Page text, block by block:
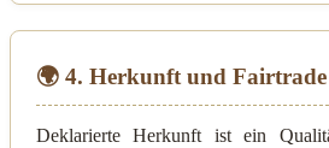
🌍 4. Herkunft und Fairtrade
Deklarierte Herkunft ist ein